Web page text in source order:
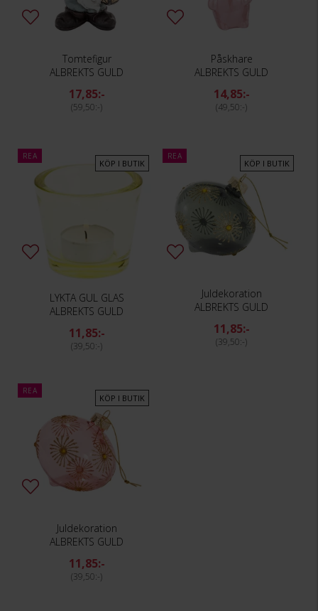
Tomtefigur
ALBREKTS GULD
17,85:-
59,50:-
Påskhare
ALBREKTS GULD
14,85:-
49,50:-
REA
KÖP I BUTIK
LYKTA GUL GLAS
ALBREKTS GULD
11,85:-
39,50:-
REA
KÖP I BUTIK
Juldekoration
ALBREKTS GULD
11,85:-
39,50:-
REA
KÖP I BUTIK
Juldekoration
ALBREKTS GULD
11,85:-
39,50:-